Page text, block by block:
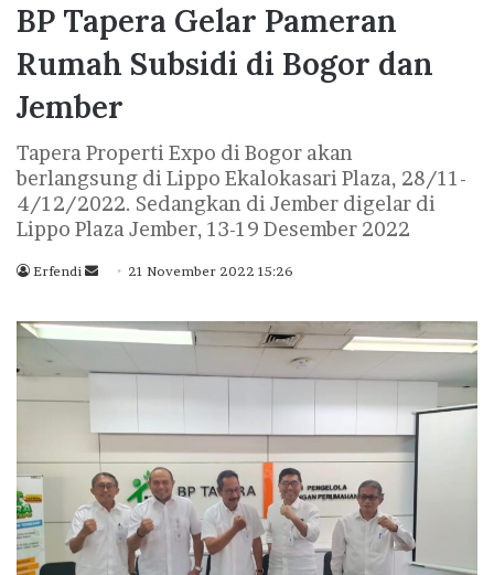
BP Tapera Gelar Pameran
Rumah Subsidi di Bogor dan
Jember
Tapera Properti Expo di Bogor akan
berlangsung di Lippo Ekalokasari Plaza, 28/11-
4/12/2022. Sedangkan di Jember digelar di
Lippo Plaza Jember, 13-19 Desember 2022
Erfendi
n
a
e
m
a
i
l
21 November 2022 15:26